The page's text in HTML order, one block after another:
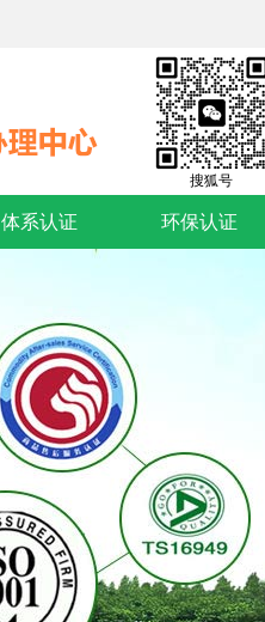
搜狐号
体系认证 环保认证